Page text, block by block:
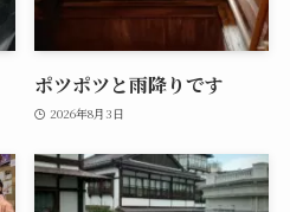
ポツポツと雨降りです
2026年8月3日